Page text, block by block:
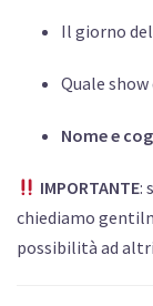
Il giorno
Quale show
Nome e
IMPORTANTE:
chiediamo
possibilità ad